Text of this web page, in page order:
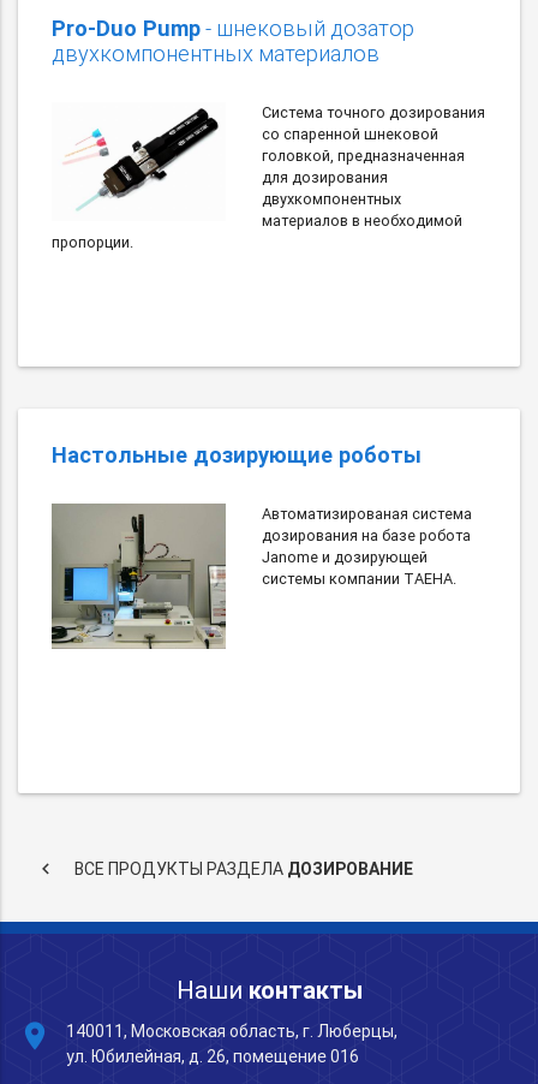
Pro-Duo Pump- шнековый дозатор
двухкомпонентных материалов
Система точного дозирования
со спаренной шнековой
головкой, предназначенная
для дозирования
двухкомпонентных
материалов в необходимой
пропорции.
Настольные дозирующие роботы
Автоматизированая система
дозирования на базе робота
Janome и дозирующей
системы компании TAEHA.
keyboard_arrow_left ВСЕ ПРОДУКТЫ РАЗДЕЛА ДОЗИРОВАНИЕ
Наши контакты
place
140011, Московская область, г. Люберцы,
ул. Юбилейная, д. 26, помещение 016